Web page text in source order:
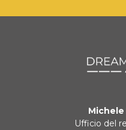
Ufficio del